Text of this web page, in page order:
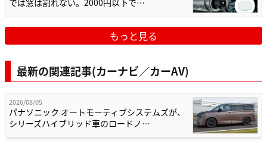
もっと見る
最新の関連記事(カーナビ／カーAV)
2026/08/05
パナソニック オートモーティブシステムズが、
シリーズハイブリッド車のロードノ…